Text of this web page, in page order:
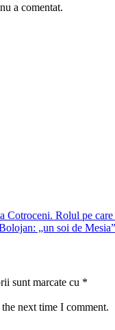
a comentat.
Rolul pe
„un soi de Mesia”
sunt marcate cu *
next time I comment.